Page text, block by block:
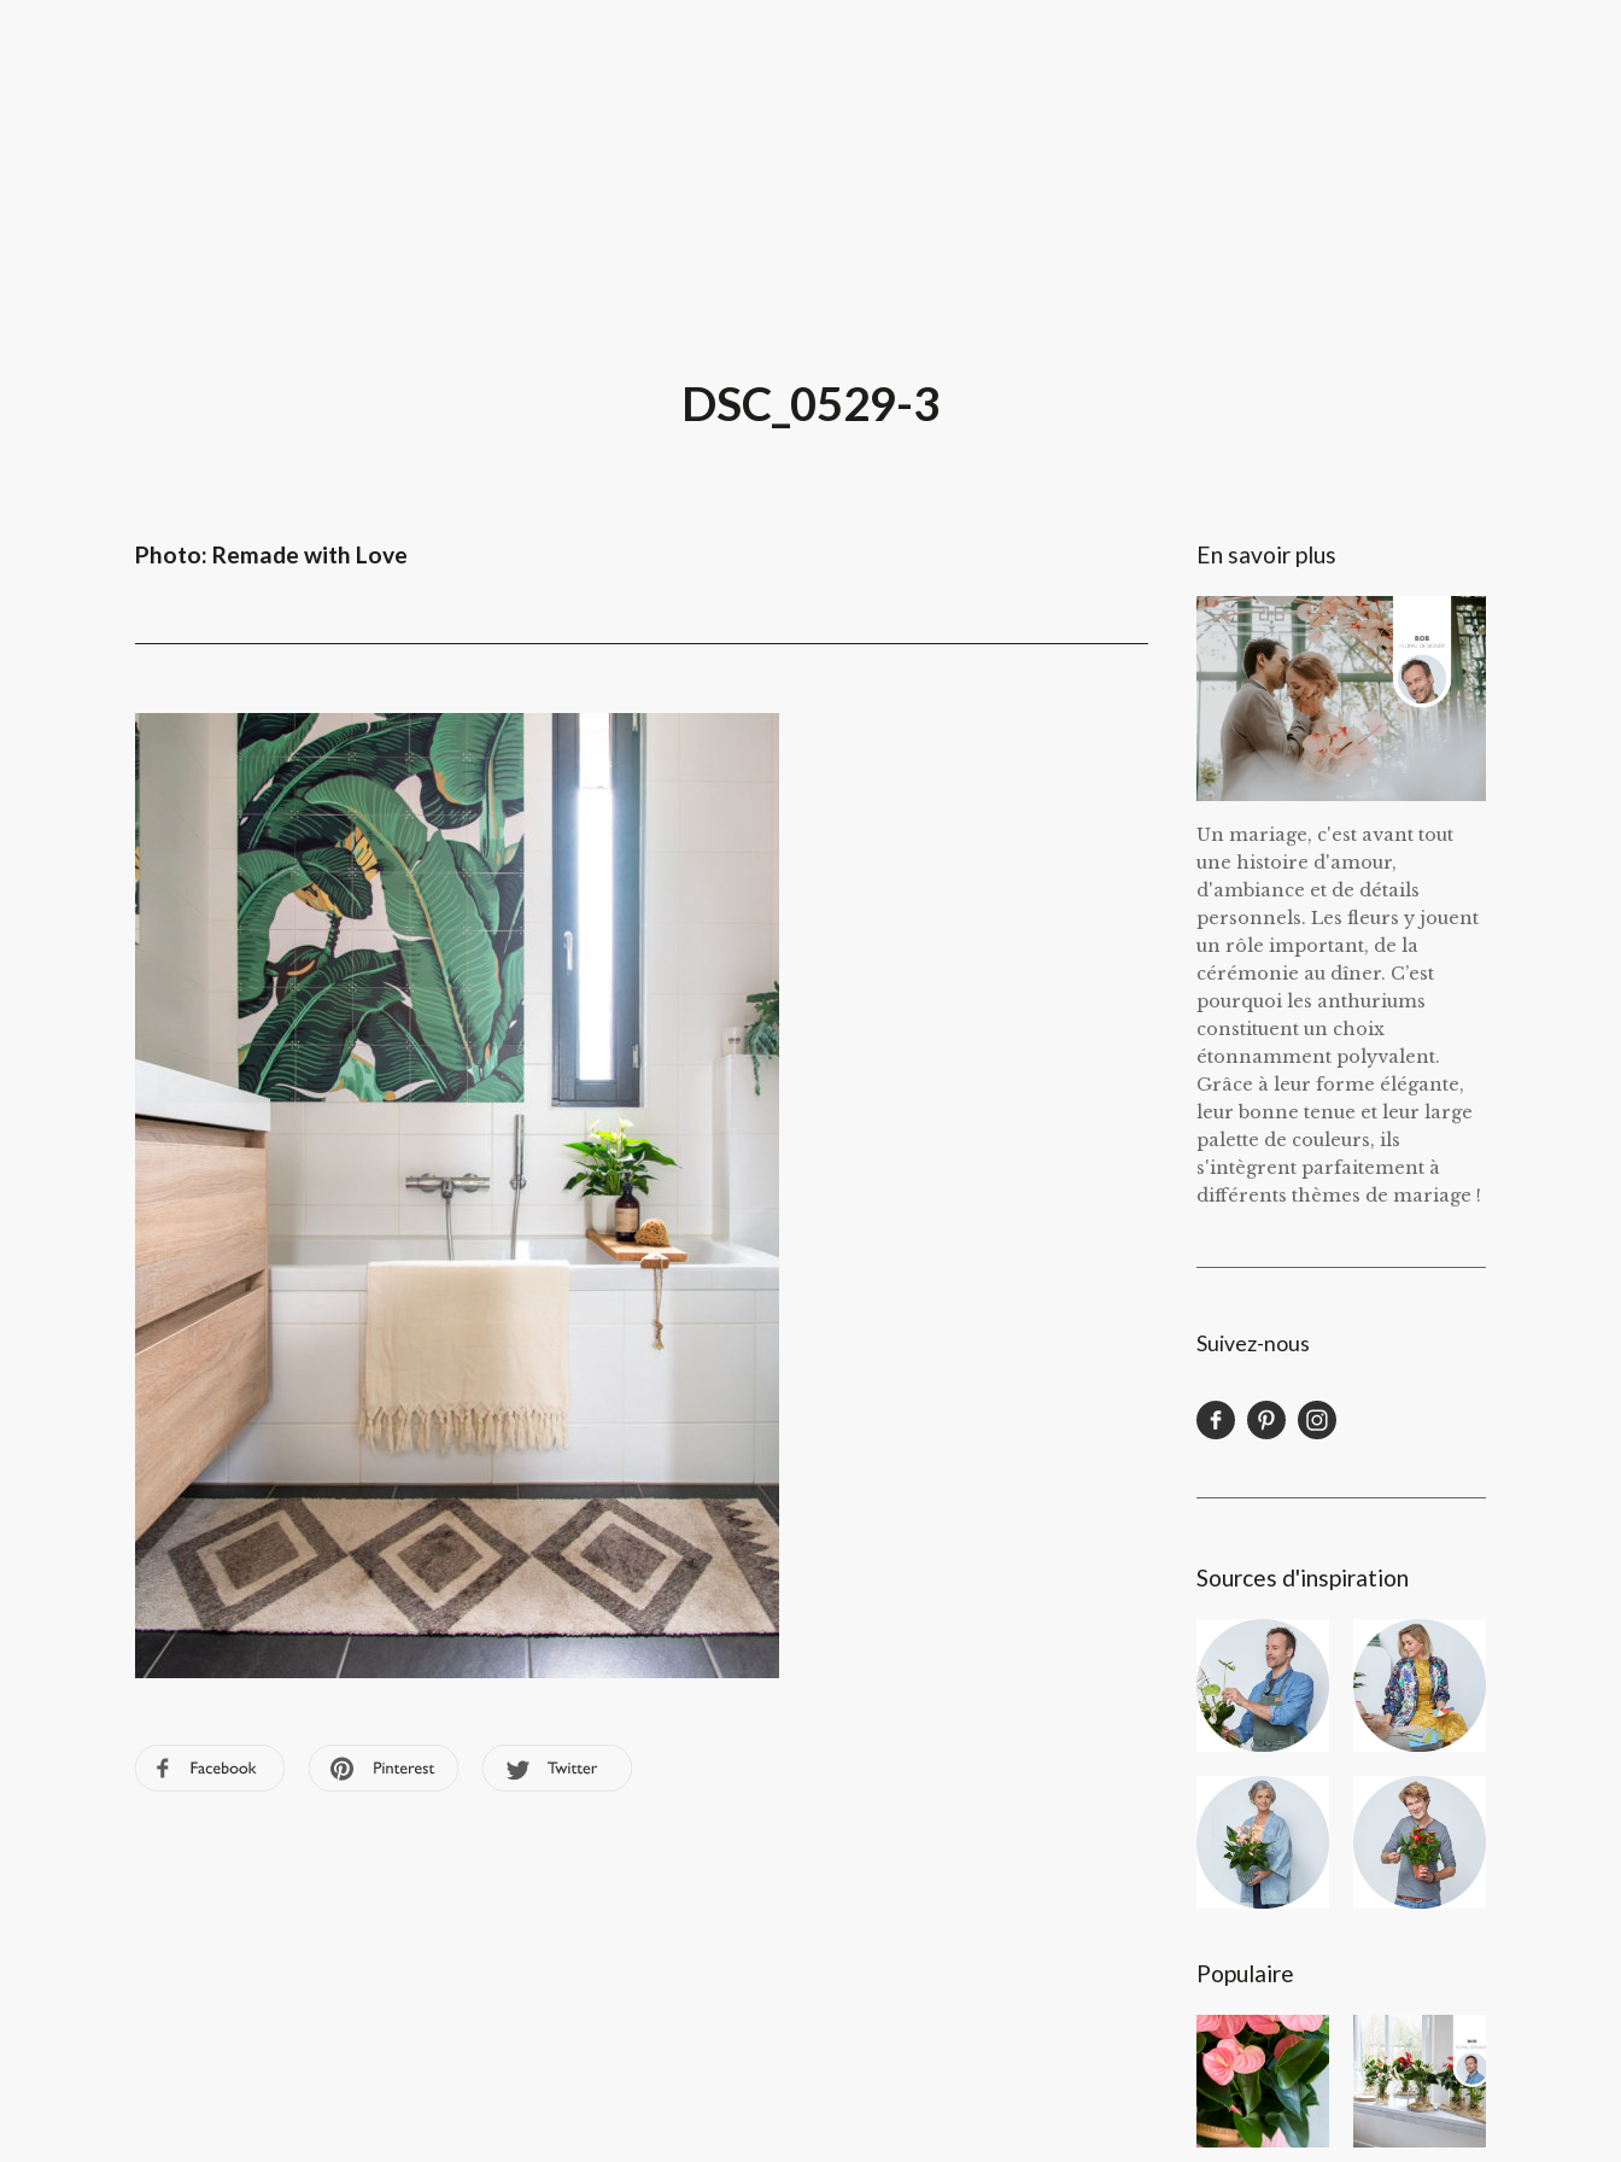
DSC_0529-3
Photo: Remade with Love En savoir plus
Un mariage, c'est avant tout
une histoire d'amour,
d'ambiance et de détails
personnels. Les fleurs y jouent
un rôle important, de la
cérémonie au dîner. C’est
pourquoi les anthuriums
constituent un choix
étonnamment polyvalent.
Grâce à leur forme élégante,
leur bonne tenue et leur large
palette de couleurs, ils
s'intègrent parfaitement à
différents thèmes de mariage !
Suivez-nous
Sources d'inspiration
Populaire